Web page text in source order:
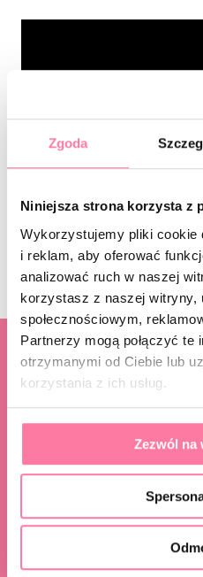
Zgoda
Niniejsza strona korzysta z
Wykorzystujemy pliki cookie
i reklam, aby oferować
analizować ruch w naszej
korzystasz z naszej witryny,
społecznościowym,
Partnerzy mogą połączyć te
otrzymanymi od Ciebie lub
korzystania z ich usług.
Zezwól na
Content
Plac Szczepański
31-011 Kraków